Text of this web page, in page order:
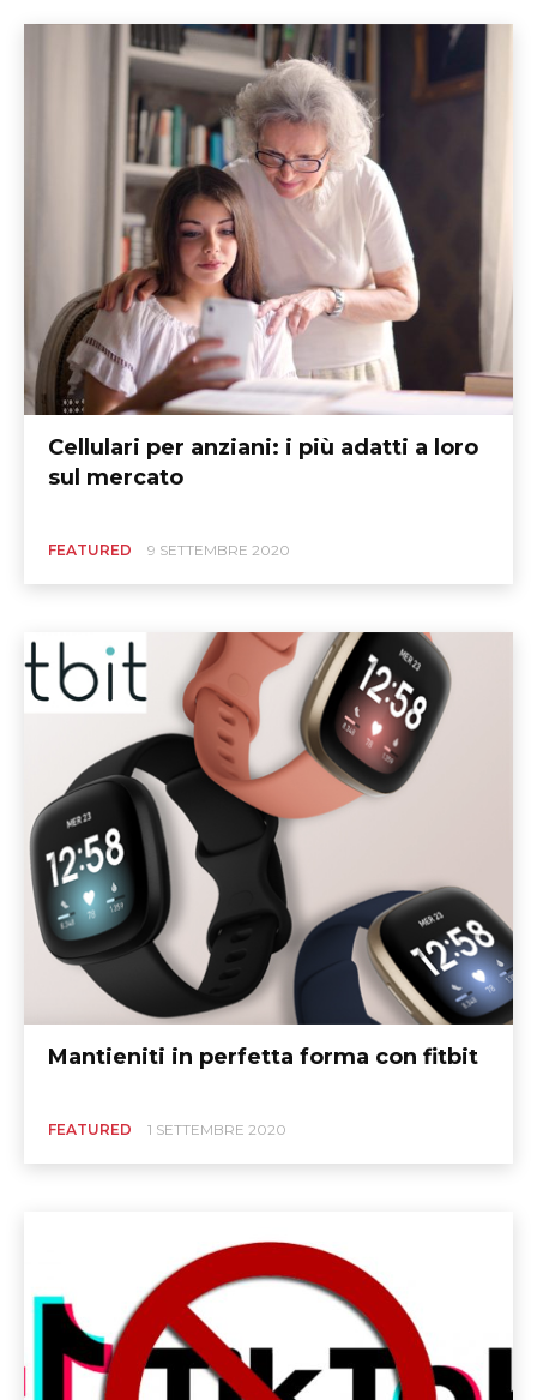
Cellulari per anziani: i più adatti a loro
sul mercato
FEATURED 9 SETTEMBRE 2020
Mantieniti in perfetta forma con fitbit
FEATURED 1 SETTEMBRE 2020